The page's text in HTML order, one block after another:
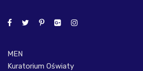
MEN
Kuratorium Oświaty